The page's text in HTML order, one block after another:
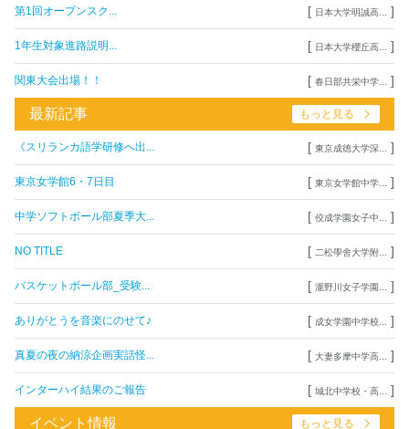
第1回オープンスク... [ 日本大学明誠高... ]
1年生対象進路説明... [ 日本大学櫻丘高... ]
関東大会出場！！ [ 春日部共栄中学... ]
最新記事 もっと見る
《スリランカ語学研修へ出... [ 東京成徳大学深... ]
東京女学館6・7日目 [ 東京女学館中学... ]
中学ソフトボール部夏季大... [ 佼成学園女子中... ]
NO TITLE [ 二松學舍大学附... ]
バスケットボール部_受験... [ 瀧野川女子学園... ]
ありがとうを音楽にのせて♪ [ 成女学園中学校... ]
真夏の夜の納涼企画実話怪... [ 大妻多摩中学高... ]
インターハイ結果のご報告 [ 城北中学校・高... ]
イベント情報 もっと見る